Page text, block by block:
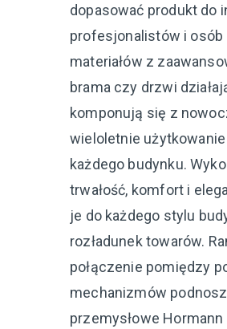
dopasować produkt do
profesjonalistów i osób
materiałów z
brama czy drzwi
komponują się z
wieloletnie
każdego budynku.
trwałość, komfort i
je do każdego stylu
rozładunek towarów.
połączenie pomiędzy
mechanizmów
przemysłowe